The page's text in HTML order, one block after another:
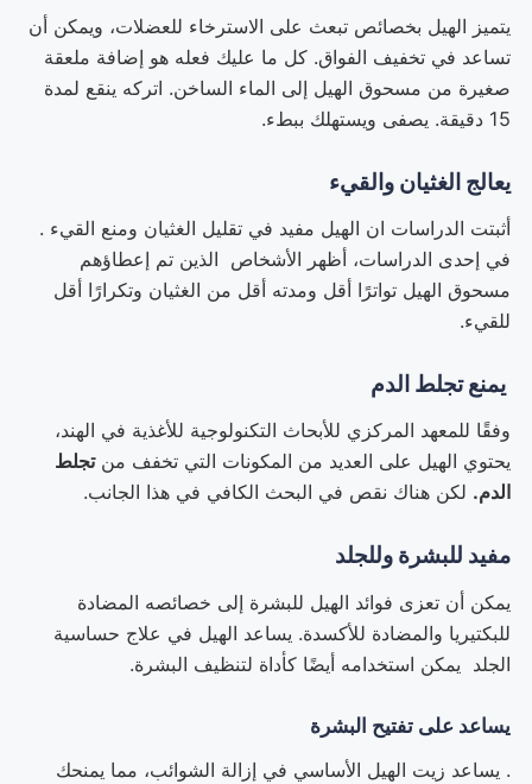
يتميز الهيل بخصائص تبعث على الاسترخاء للعضلات، ويمكن أن
تساعد في تخفيف الفواق. كل ما عليك فعله هو إضافة ملعقة
صغيرة من مسحوق الهيل إلى الماء الساخن. اتركه ينقع لمدة
15 دقيقة. يصفى ويستهلك ببطء.
يعالج الغثيان والقيء
أثبتت الدراسات ان الهيل مفيد في تقليل الغثيان ومنع القيء .
في إحدى الدراسات، أظهر الأشخاص الذين تم إعطاؤهم
مسحوق الهيل تواترًا أقل ومدته أقل من الغثيان وتكرارًا أقل
للقيء.
يمنع تجلط الدم
وفقًا للمعهد المركزي للأبحاث التكنولوجية للأغذية في الهند،
يحتوي الهيل على العديد من المكونات التي تخفف منتجلط
الدم. لكن هناك نقص في البحث الكافي في هذا الجانب.
مفيد للبشرة وللجلد
يمكن أن تعزى فوائد الهيل للبشرة إلى خصائصه المضادة
للبكتيريا والمضادة للأكسدة. يساعد الهيل في علاج حساسية
الجلد يمكن استخدامه أيضًا كأداة لتنظيف البشرة.
يساعد على تفتيح البشرة
. يساعد زيت الهيل الأساسي في إزالة الشوائب، مما يمنحك